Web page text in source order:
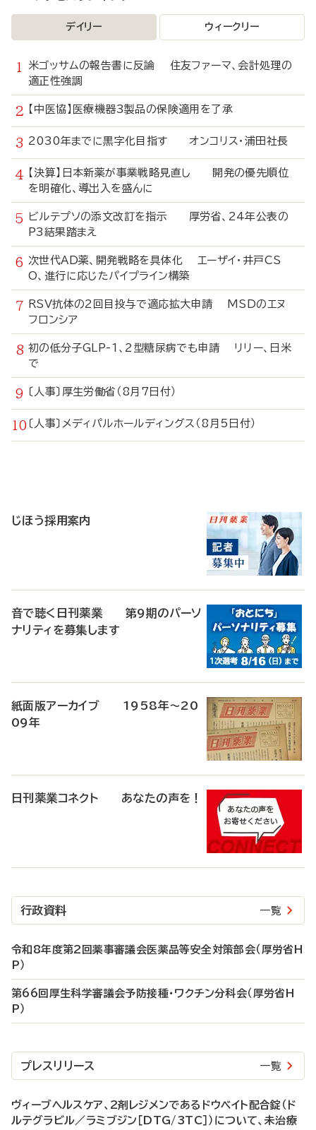
デイリー ウィークリー
米ゴッサムの報告書に反論 住友ファーマ、会計処理の
適正性強調
【中医協】医療機器3製品の保険適用を了承
2030年までに黒字化目指す オンコリス・浦田社長
【決算】日本新薬が事業戦略見直し 開発の優先順位
を明確化、導出入を盛んに
ビルテプソの添文改訂を指示 厚労省、24年公表の
P3結果踏まえ
次世代AD薬、開発戦略を具体化 エーザイ・井戸CS
O、進行に応じたパイプライン構築
RSV抗体の2回目投与で適応拡大申請 MSDのエヌ
フロンシア
初の低分子GLP-1、2型糖尿病でも申請 リリー、日米
で
〔人事〕厚生労働省（8月7日付）
〔人事〕メディパルホールディングス（8月5日付）
じほう採用案内
音で聴く日刊薬業 第9期のパーソ
ナリティを募集します
紙面版アーカイブ 1958年～20
09年
日刊薬業コネクト あなたの声を！
行政資料 一覧
令和8年度第2回薬事審議会医薬品等安全対策部会（厚労省H
P）
第66回厚生科学審議会予防接種・ワクチン分科会（厚労省H
P）
プレスリリース 一覧
ヴィーブヘルスケア、2剤レジメンであるドウベイト配合錠（ド
ルテグラビル／ラミブジン［DTG/3TC］）について、未治療